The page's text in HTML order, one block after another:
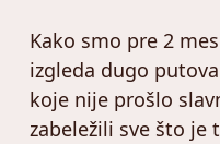
Kako smo pre 2
izgleda dugo
koje nije prošlo
zabeležili sve što je